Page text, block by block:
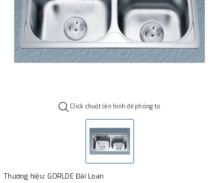
Click chuột lên hình để phóng to
Thương hiệu: GORLDE Đài Loan